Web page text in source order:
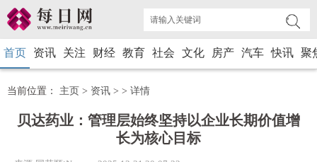
首页 资讯 关注 财经 教育 社会 文化 房产 汽车 快讯 聚
当前位置： 主页 > 资讯 > > 详情
贝达药业：管理层始终坚持以企业长期价值增
长为核心目标